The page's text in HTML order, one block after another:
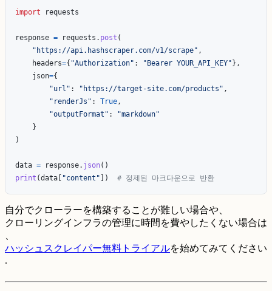
import requests
response = requests . post (
" https://api.hashscraper.com/v1/scrape" ,
headers={ "Authorization" : "Bearer YOUR_API_KEY"},
json={
"url " : " https://target-site.com/products " ,
" renderJs " : True,
"outputFormat " : "markdown"
}
)
data = response. json()
print (data [ "content " ])
自分でクローラーを構築することが難しい場合や、
クローリングインフラの管理に時間を費やしたくない場合は
ハッシュスクレイパー無料トライアルを始めてみてください
.